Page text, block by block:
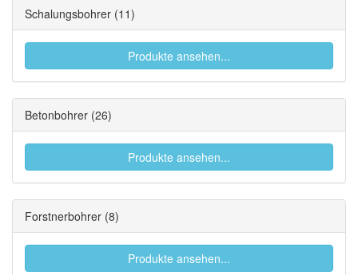
Schalungsbohrer (11)
Produkte ansehen...
Betonbohrer (26)
Produkte ansehen...
Forstnerbohrer (8)
Produkte ansehen...